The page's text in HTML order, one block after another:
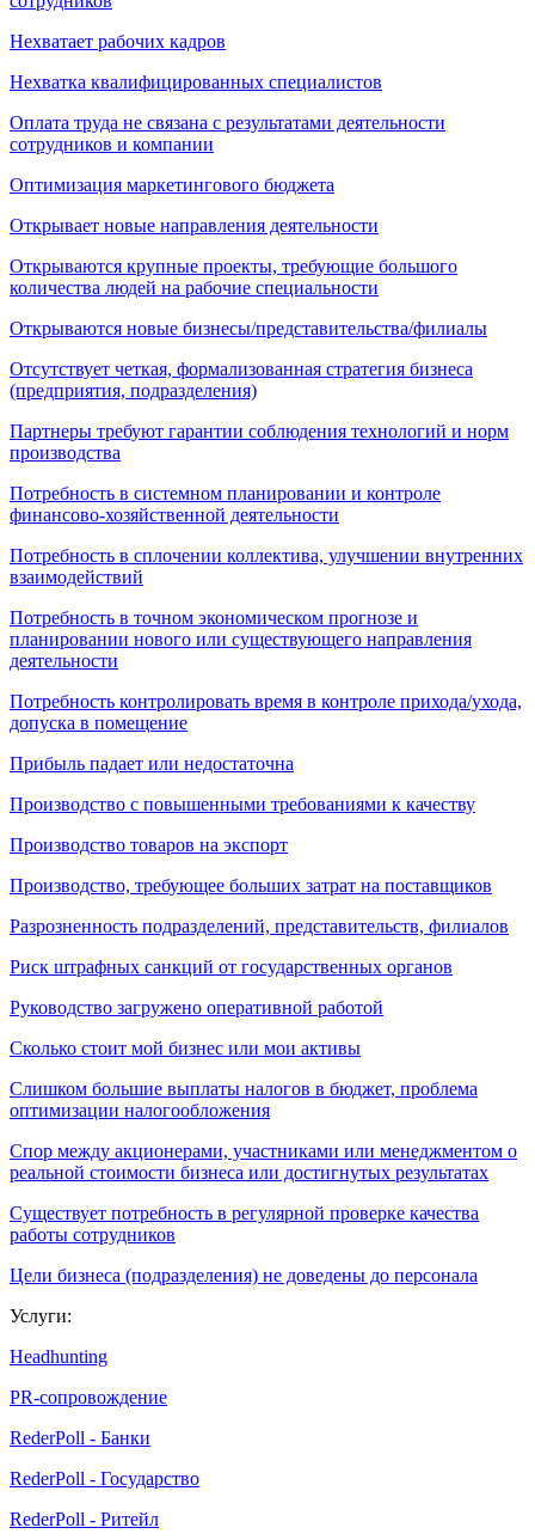
Нехватает рабочих кадров
Нехватка квалифицированных специалистов
Оплата труда не связана с результатами деятельности
сотрудников и компании
Оптимизация маркетингового бюджета
Открывает новые направления деятельности
Открываются крупные проекты, требующие большого
количества людей на рабочие специальности
Открываются новые бизнесы/представительства/филиалы
Отсутствует четкая, формализованная стратегия бизнеса
(предприятия, подразделения)
Партнеры требуют гарантии соблюдения технологий и норм
производства
Потребность в системном планировании и контроле
финансово-хозяйственной деятельности
Потребность в сплочении коллектива, улучшении внутренних
взаимодействий
Потребность в точном экономическом прогнозе и
планировании нового или существующего направления
деятельности
Потребность контролировать время в контроле прихода/ухода,
допуска в помещение
Прибыль падает или недостаточна
Производство с повышенными требованиями к качеству
Производство товаров на экспорт
Производство, требующее больших затрат на поставщиков
Разрозненность подразделений, представительств, филиалов
Риск штрафных санкций от государственных органов
Руководство загружено оперативной работой
Сколько стоит мой бизнес или мои активы
Слишком большие выплаты налогов в бюджет, проблема
оптимизации налогообложения
Спор между акционерами, участниками или менеджментом о
реальной стоимости бизнеса или достигнутых результатах
Существует потребность в регулярной проверке качества
работы сотрудников
Цели бизнеса (подразделения) не доведены до персонала
Услуги:
Headhunting
PR-сопровождение
RederPoll - Банки
RederPoll - Государство
RederPoll - Ритейл